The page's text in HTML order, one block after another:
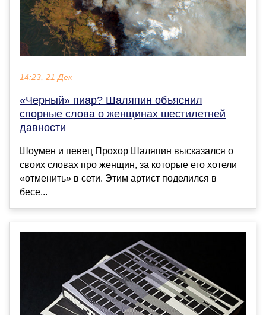
14:23, 21 Дек
«Черный» пиар? Шаляпин объяснил
спорные слова о женщинах шестилетней
давности
Шоумен и певец Прохор Шаляпин высказался о
своих словах про женщин, за которые его хотели
«отменить» в сети. Этим артист поделился в
бесе...